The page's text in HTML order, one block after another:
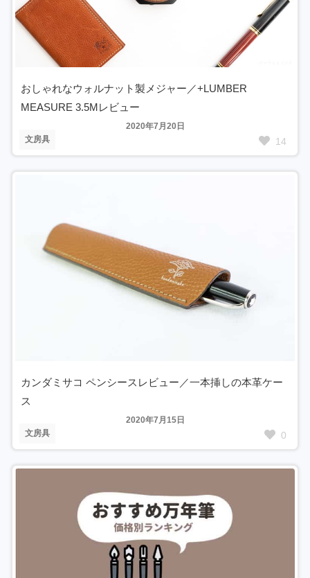
文房具
2020年7月20日
おしゃれなウォルナット製メジャー／+LUMBER
MEASURE 3.5Mレビュー
14
文房具
2020年7月15日
カンダミサコ ペンシースレビュー／一本挿しの本革ケー
ス
0